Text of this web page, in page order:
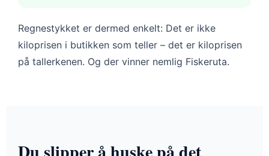
Regnestykket er dermed enkelt: Det er ikke
kiloprisen i butikken som teller – det er kiloprisen
på tallerkenen. Og der vinner nemlig Fiskeruta.